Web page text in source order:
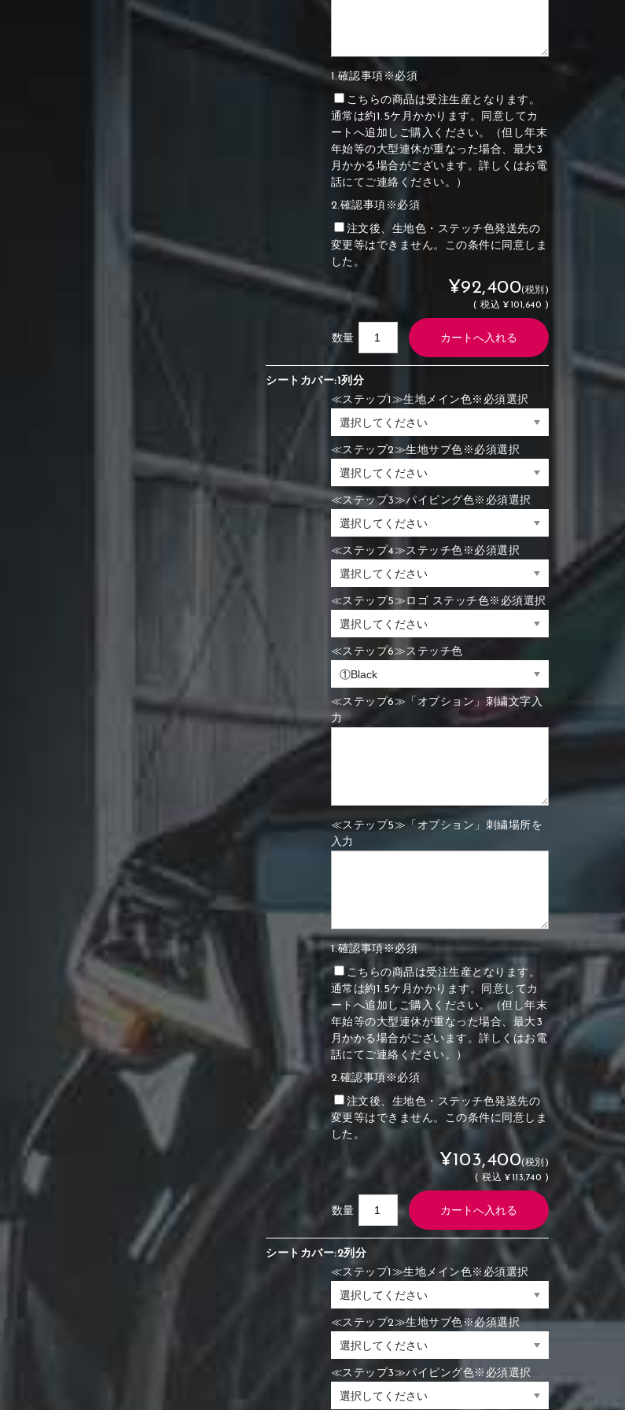
1.確認事項※必須
こちらの商品は受注生産となります。
通常は約1.5ケ月かかります。同意してカ
ートへ追加しご購入ください。（但し年末
年始等の大型連休が重なった場合、最大3
月かかる場合がございます。詳しくはお電
話にてご連絡ください。）
2.確認事項※必須
注文後、生地色・ステッチ色発送先の
変更等はできません。この条件に同意しま
した。
¥92,400(税別)
( 税込 ¥101,640 )
数量
シートカバー:1列分
≪ステップ1≫生地メイン色※必須選択
≪ステップ2≫生地サブ色※必須選択
≪ステップ3≫パイピング色※必須選択
≪ステップ4≫ステッチ色※必須選択
≪ステップ5≫ロゴ ステッチ色※必須選択
≪ステップ6≫ステッチ色
≪ステップ6≫「オプション」刺繍文字入
力
≪ステップ5≫「オプション」刺繍場所を
入力
1.確認事項※必須
こちらの商品は受注生産となります。
通常は約1.5ケ月かかります。同意してカ
ートへ追加しご購入ください。（但し年末
年始等の大型連休が重なった場合、最大3
月かかる場合がございます。詳しくはお電
話にてご連絡ください。）
2.確認事項※必須
注文後、生地色・ステッチ色発送先の
変更等はできません。この条件に同意しま
した。
¥103,400(税別)
( 税込 ¥113,740 )
数量
シートカバー:2列分
≪ステップ1≫生地メイン色※必須選択
≪ステップ2≫生地サブ色※必須選択
≪ステップ3≫パイピング色※必須選択